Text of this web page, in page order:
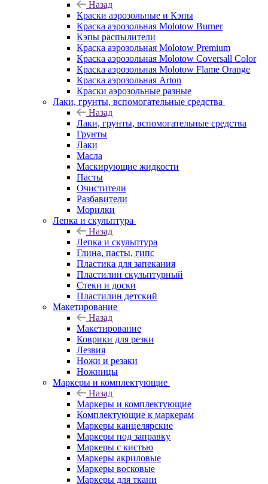
Назад
Краски аэрозольные и Кэпы
Краска аэрозольная Molotow Burner
Кэпы распылители
Краска аэрозольная Molotow Premium
Краска аэрозольная Molotow Coversall Color
Краска аэрозольная Molotow Flame Orange
Краска аэрозольная Arton
Краски аэрозольные разные
Лаки, грунты, вспомогательные средства
Назад
Лаки, грунты, вспомогательные средства
Грунты
Лаки
Масла
Маскирующие жидкости
Пасты
Очистители
Разбавители
Морилки
Лепка и скульптура
Назад
Лепка и скульптура
Глина, пасты, гипс
Пластика для запекания
Пластилин скульптурный
Стеки и доски
Пластилин детский
Макетирование
Назад
Макетирование
Коврики для резки
Лезвия
Ножи и резаки
Ножницы
Маркеры и комплектующие
Назад
Маркеры и комплектующие
Комплектующие к маркерам
Маркеры канцелярские
Маркеры под заправку
Маркеры с кистью
Маркеры акриловые
Маркеры восковые
Маркеры для ткани